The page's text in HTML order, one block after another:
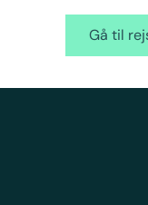
Gå til